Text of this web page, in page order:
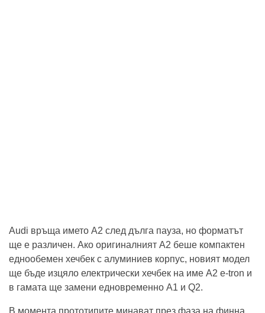
Audi връща името A2 след дълга пауза, но форматът
ще е различен. Ако оригиналният A2 беше компактен
еднообемен хечбек с алуминиев корпус, новият модел
ще бъде изцяло електрически хечбек на име A2 e-tron и
в гамата ще замени едновременно A1 и Q2.